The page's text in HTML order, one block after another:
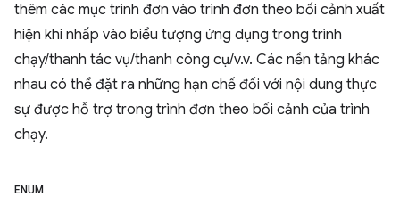
thêm các mục trình đơn vào trình đơn theo bối cảnh xuất
hiện khi nhấp vào biểu tượng ứng dụng trong trình
chạy/thanh tác vụ/thanh công cụ/v.v. Các nền tảng khác
nhau có thể đặt ra những hạn chế đối với nội dung thực
sự được hỗ trợ trong trình đơn theo bối cảnh của trình
chạy.
ENUM